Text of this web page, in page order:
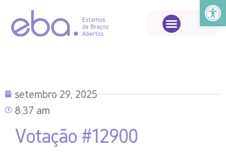
Abrir
setembro 29, 2025
8:37 am
Votação #12900